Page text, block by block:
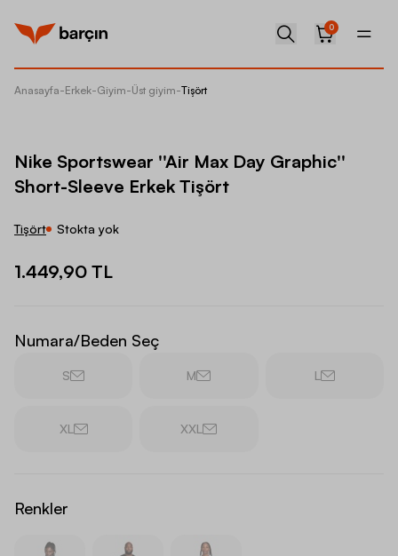
0
Anasayfa-Erkek-Giyim-Üst giyim-Tişört
Nike Sportswear ''Air Max Day Graphic''
Short-Sleeve Erkek Tişört
Tişört Stokta yok
1.449,90 TL
Numara/Beden Seç
S M L
XL XXL
Renkler